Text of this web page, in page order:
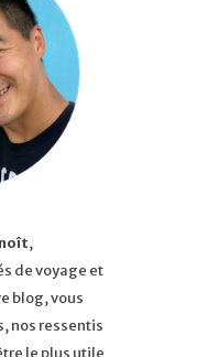
,
de voyage et
blog, vous
nos ressentis
le plus utile